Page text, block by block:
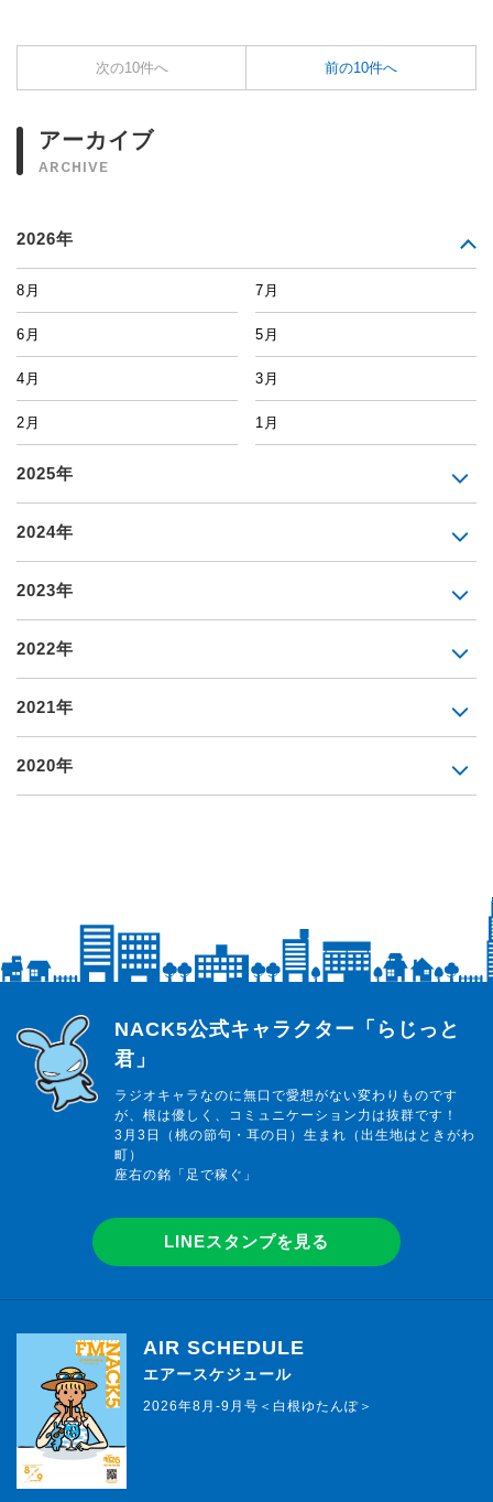
次の10件へ 前の10件へ
アーカイブ
ARCHIVE
2026年
8月 7月
6月 5月
4月 3月
2月 1月
2025年
2024年
2023年
2022年
2021年
2020年
らじっと君
NACK5公式キャラクター「らじっと
君」
ラジオキャラなのに無口で愛想がない変わりものです
が、根は優しく、コミュニケーション力は抜群です！
3月3日（桃の節句・耳の日）生まれ（出生地はときがわ
町）
座右の銘「足で稼ぐ」
LINEスタンプを見る
AIR SCHEDULE
エアースケジュール
2026年8月-9月号＜白根ゆたんぽ＞